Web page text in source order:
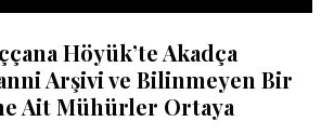
Höyük’te Akadça
Arşivi ve Bilinmeyen Bir
Ait Mühürler Ortaya